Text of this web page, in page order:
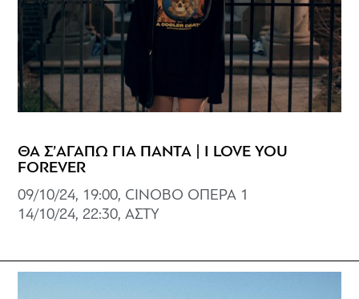
ΘΑ Σ’ΑΓΑΠΩ ΓΙΑ ΠΑΝΤΑ | I LOVE YOU
FOREVER
09/10/24, 19:00, CINOBO ΟΠΕΡΑ 1
14/10/24, 22:30, ΑΣΤΥ